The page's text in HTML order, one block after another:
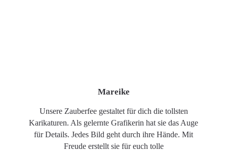
Mareike
Unsere Zauberfee gestaltet für dich die tollsten
Karikaturen. Als gelernte Grafikerin hat sie das Auge
für Details. Jedes Bild geht durch ihre Hände. Mit
Freude erstellt sie für euch tolle